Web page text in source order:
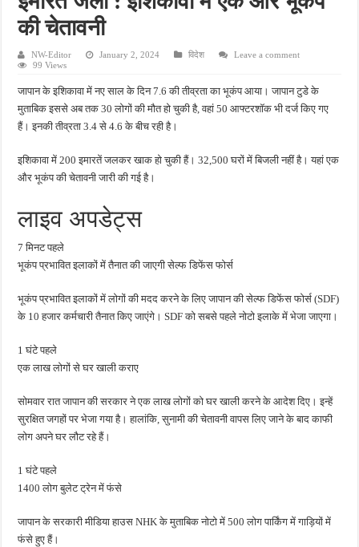
प्रयागराज में युवाओं की आवाज बनेगा छात्र संवाद, शिक्षा और रोजगार के मुद्दों पर राहुल गांधी करेंगे
कानपुर में घर में घुसकर युवक की हत्या, पत्नी पर भी हमला; लूट के बाद CCTV DVR ले गए बदमाश
लखनऊ में नाबालिग से रेप के आरोप में ऑटो चालक गिरफ्तार, पुलिस जांच में जुटी
वाराणसी में देर रात खूनी हमला, साड़ी कारीगर की मौत; दो लोग गंभीर रूप से घायल
की चेतावनी
NW-Editor January 2, 2024 विदेश
Leave a comment
99 Views
जापान के इशिकावा में नए साल के दिन 7.6 की तीव्रता का भूकंप आया। जापान टुडे के
मुताबिक इससे अब तक 30 लोगों की मौत हो चुकी है, वहां 50 आफ्टरशॉक भी दर्ज किए गए
हैं। इनकी तीव्रता 3.4 से 4.6 के बीच रही है।
इशिकावा में 200 इमारतें जलकर खाक हो चुकी हैं। 32,500 घरों में बिजली नहीं है। यहां एक
और भूकंप की चेतावनी जारी की गई है।
लाइव अपडेट्स
7 मिनट पहले
भूकंप प्रभावित इलाकों में तैनात की जाएगी सेल्फ डिफेंस फोर्स
भूकंप प्रभावित इलाकों में लोगों की मदद करने के लिए जापान की सेल्फ डिफेंस फोर्स (SDF)
के 10 हजार कर्मचारी तैनात किए जाएंगे। SDF को सबसे पहले नोटो इलाके में भेजा जाएगा।
1 घंटे पहले
एक लाख लोगों से घर खाली कराए
सोमवार रात जापान की सरकार ने एक लाख लोगों को घर खाली करने के आदेश दिए। इन्हें
सुरक्षित जगहों पर भेजा गया है। हालांकि, सुनामी की चेतावनी वापस लिए जाने के बाद काफी
लोग अपने घर लौट रहे हैं।
1 घंटे पहले
1400 लोग बुलेट ट्रेन में फंसे
जापान के सरकारी मीडिया हाउस NHK के मुताबिक नोटो में 500 लोग पार्किंग में गाड़ियों में
फंसे हुए हैं।